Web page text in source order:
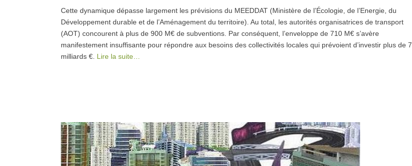
Cette dynamique dépasse largement les prévisions du MEEDDAT (Ministère de l’Écologie, de l’Energie, du
Développement durable et de l’Aménagement du territoire). Au total, les autorités organisatrices de transport
(AOT) concourent à plus de 900 M€ de subventions. Par conséquent, l’enveloppe de 710 M€ s’avère
manifestement insuffisante pour répondre aux besoins des collectivités locales qui prévoient d’investir plus de 7
milliards €. Lire la suite…